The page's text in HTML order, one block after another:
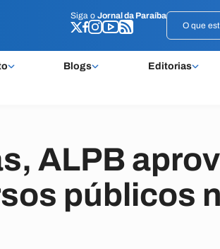
Siga o Jornal da Paraíba
Blogs Editorias
Siga o Jornal da Paraíba
ALPB
públicos